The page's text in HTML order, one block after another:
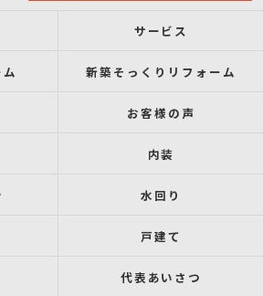
サービス
新築そっくりリフォーム
お客様の声
内装
水回り
戸建て
代表あいさつ